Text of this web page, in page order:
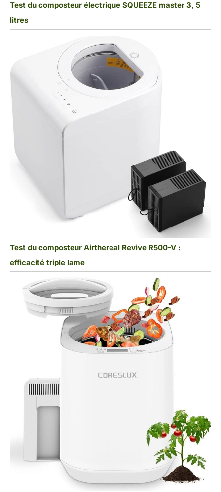
Test du composteur électrique SQUEEZE master 3, 5
litres
Test du composteur Airthereal Revive R500-V :
efficacité triple lame